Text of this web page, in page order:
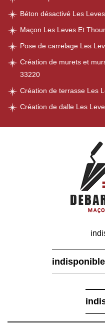
Béton désactivé Les
Maçon Les Leves Et
Pose de carrelage Les
Création de murets et
33220
Création de terrasse Les
Création de dalle Les
indisponible